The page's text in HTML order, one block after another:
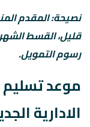
نصيحة: المقدم
قليل، القسط
رسوم التمويل.
موعد تسليم
الادارية